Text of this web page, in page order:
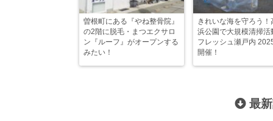
曽根町にある『やね整骨院』
の2階に脱毛・まつエクサロ
ン『ルーフ』がオープンする
みたい！
きれいな海を守ろう！
浜公園で大規模清掃活
フレッシュ瀬戸内
開催！
最